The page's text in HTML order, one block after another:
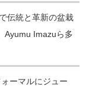
伝統と革新の盆栽
Ayumu Imazuら多
ーマルにジュー